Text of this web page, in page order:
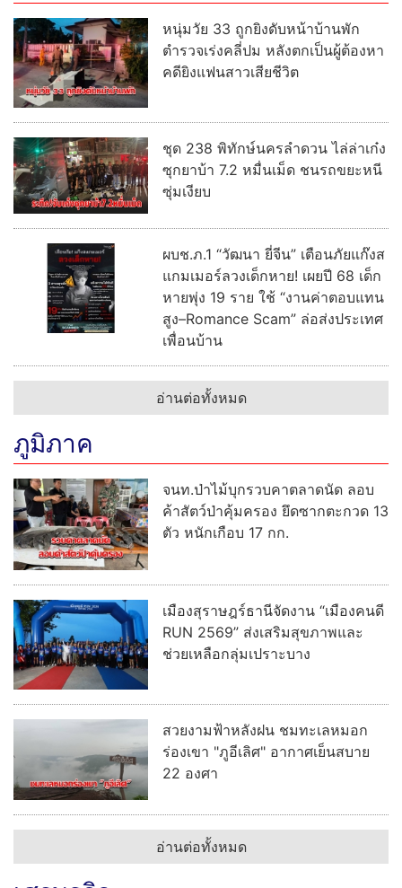
หนุ่มวัย 33 ถูกยิงดับหน้าบ้านพัก
ตำรวจเร่งคลี่ปม หลังตกเป็นผู้ต้องหา
คดียิงแฟนสาวเสียชีวิต
ชุด 238 พิทักษ์นครลำดวน ไล่ล่าเก๋ง
ซุกยาบ้า 7.2 หมื่นเม็ด ชนรถขยะหนี
ซุ่มเงียบ
ผบช.ภ.1 “วัฒนา ยี่จีน” เตือนภัยแก๊งส
แกมเมอร์ลวงเด็กหาย! เผยปี 68 เด็ก
หายพุ่ง 19 ราย ใช้ “งานค่าตอบแทน
สูง–Romance Scam” ล่อส่งประเทศ
เพื่อนบ้าน
อ่านต่อทั้งหมด
ภูมิภาค
จนท.ป่าไม้บุกรวบคาตลาดนัด ลอบ
ค้าสัตว์ป่าคุ้มครอง ยึดซากตะกวด 13
ตัว หนักเกือบ 17 กก.
เมืองสุราษฎร์ธานีจัดงาน “เมืองคนดี
RUN 2569” ส่งเสริมสุขภาพและ
ช่วยเหลือกลุ่มเปราะบาง
สวยงามฟ้าหลังฝน ชมทะเลหมอก
ร่องเขา "ภูอีเลิศ" อากาศเย็นสบาย
22 องศา
อ่านต่อทั้งหมด